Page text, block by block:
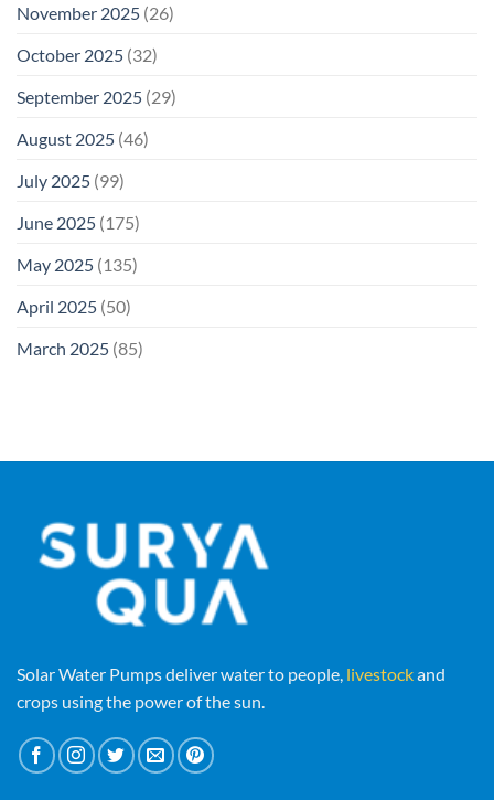
November 2025 (26)
October 2025 (32)
September 2025 (29)
August 2025 (46)
July 2025 (99)
June 2025 (175)
May 2025 (135)
April 2025 (50)
March 2025 (85)
Solar Water Pumps deliver water to people, livestockand
crops using the power of the sun.